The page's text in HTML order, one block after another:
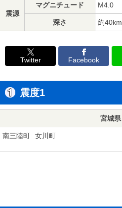
震源
マグニチュード M4.0
深さ 約40km
Twitter Facebook
震度1
宮城県
南三陸町 女川町